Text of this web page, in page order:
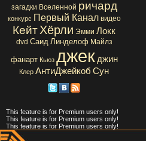
загадки Вселенной ричард
конкурс Первый Канал видео
КейтХёрли Эмми Локк
dvd Саид Линделоф Майлз
фанарт Кьюз джек джин
Клер АнтиДжейкоб Сун
This feature is for Premium users only!
This feature is for Premium users only!
This feature is for Premium users only!